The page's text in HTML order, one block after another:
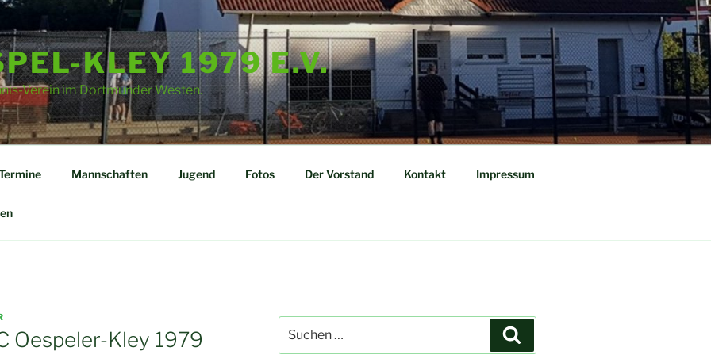
KLEY 1979 E.V.
Verein im Dortmunder Westen.
Mannschaften Jugend Fotos Der Vorstand Kontakt Impressum
Oespeler-Kley 1979
nach: